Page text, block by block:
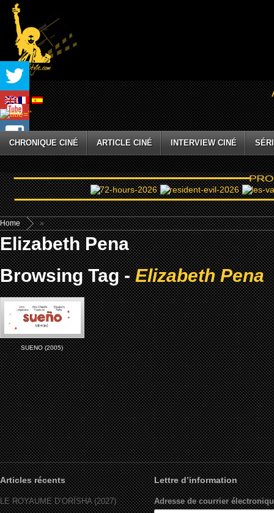
CHRONIQUE CINÉ ARTICLE CINÉ INTERVIEW CINÉ
Home »
Elizabeth Pena
Browsing Tag -Elizabeth Pena
SUENO (2005)
Articles récents
LE ROYAUME D’ORÏSHA (2027)
Lettre d’information
Adresse de courrier